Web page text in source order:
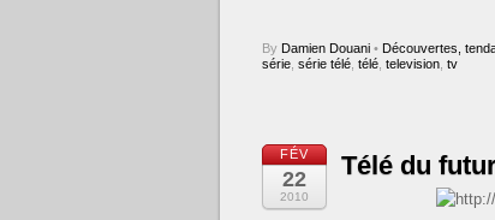
By Damien Douani • Découvertes,
série série télé télé television tv
FÉV
22
2010
Télé du